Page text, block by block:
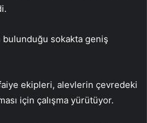
bulunduğu sokakta geniş
ekipleri, alevlerin çevredeki
için çalışma yürütüyor.